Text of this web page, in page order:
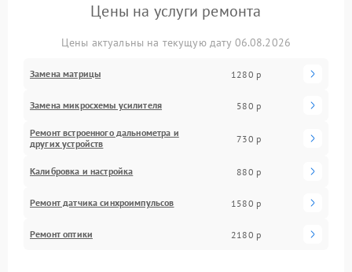
Цены на услуги ремонта
Цены актуальны на текущую дату 06.08.2026
Замена матрицы 1280 р
Замена микросхемы усилителя 580 р
Ремонт встроенного дальнометра и
других устройств
730 р
Калибровка и настройка 880 р
Ремонт датчика синхроимпульсов 1580 р
Ремонт оптики 2180 р